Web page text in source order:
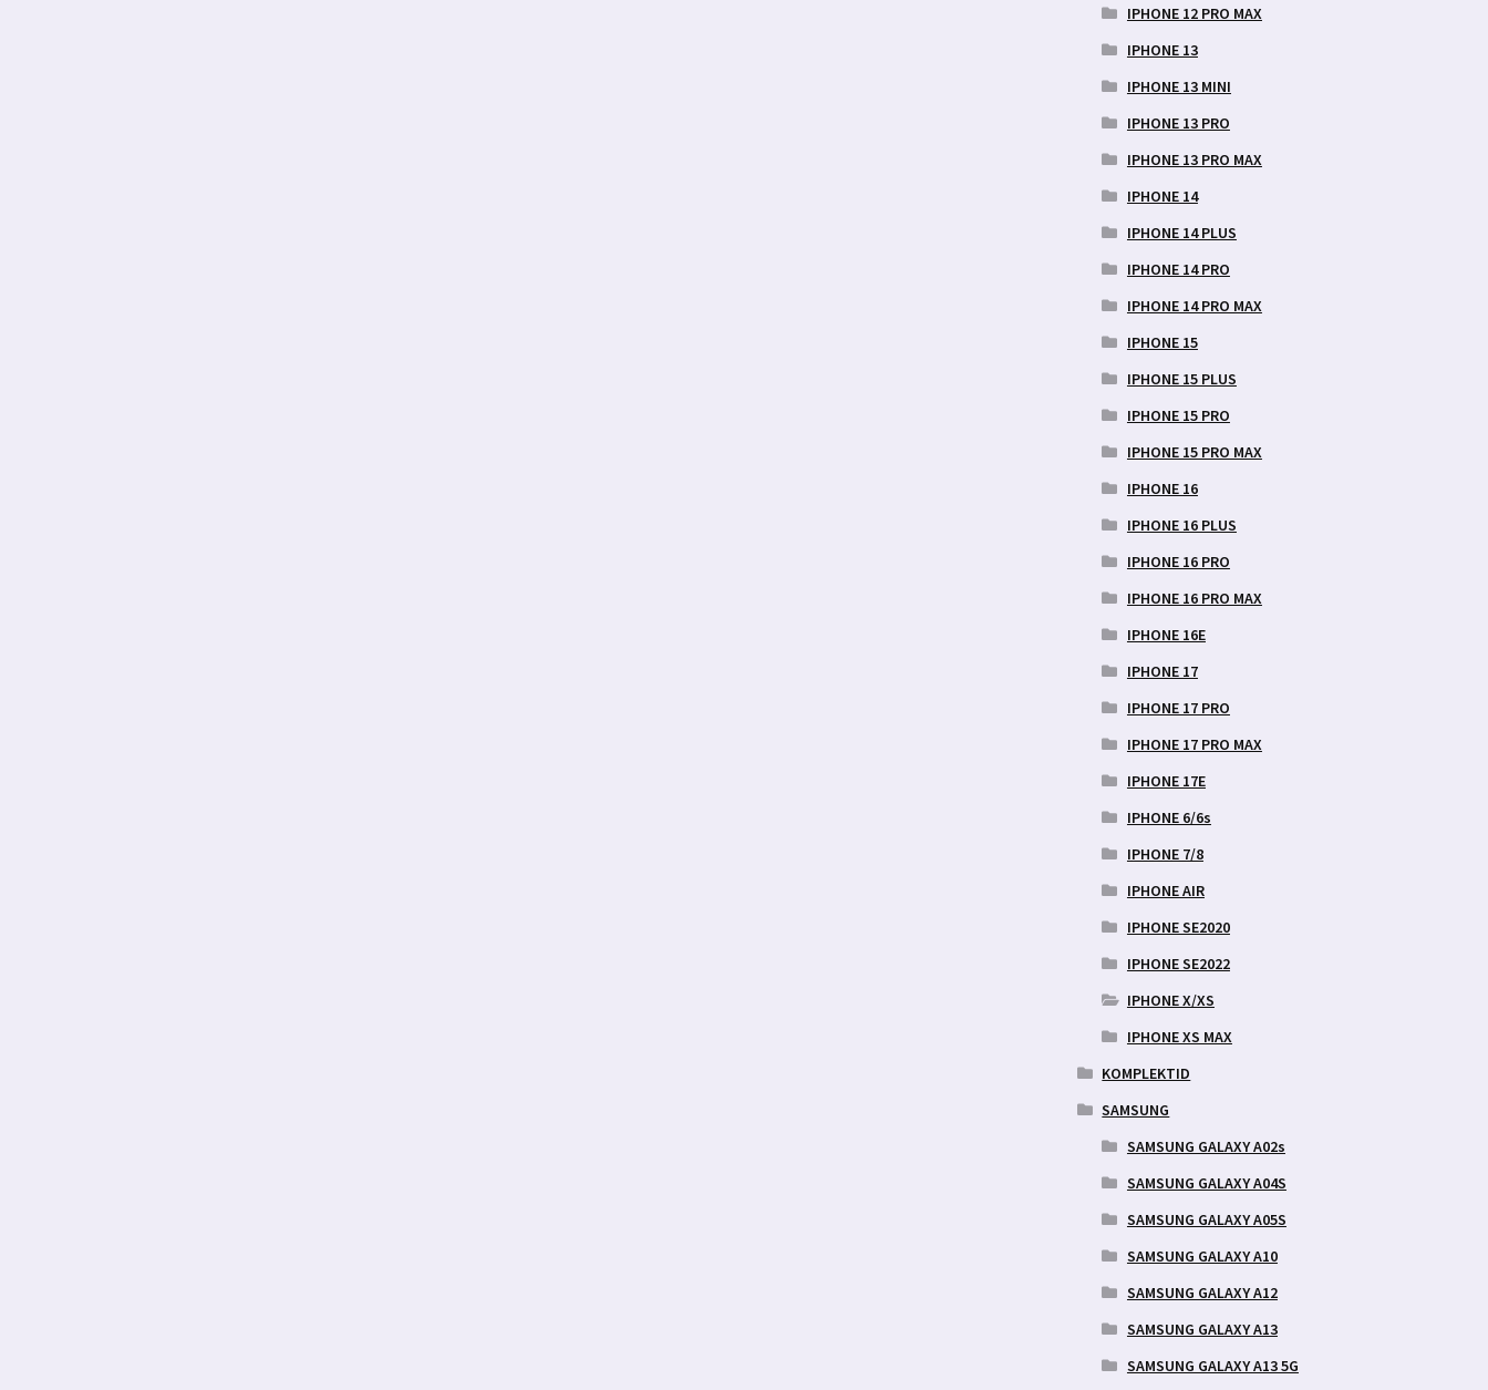
IPHONE 12 PRO MAX
IPHONE 13
IPHONE 13 MINI
IPHONE 13 PRO
IPHONE 13 PRO MAX
IPHONE 14
IPHONE 14 PLUS
IPHONE 14 PRO
IPHONE 14 PRO MAX
IPHONE 15
IPHONE 15 PLUS
IPHONE 15 PRO
IPHONE 15 PRO MAX
IPHONE 16
IPHONE 16 PLUS
IPHONE 16 PRO
IPHONE 16 PRO MAX
IPHONE 16E
IPHONE 17
IPHONE 17 PRO
IPHONE 17 PRO MAX
IPHONE 17E
IPHONE 6/6s
IPHONE 7/8
IPHONE AIR
IPHONE SE2020
IPHONE SE2022
IPHONE X/XS
IPHONE XS MAX
KOMPLEKTID
SAMSUNG
SAMSUNG GALAXY A02s
SAMSUNG GALAXY A04S
SAMSUNG GALAXY A05S
SAMSUNG GALAXY A10
SAMSUNG GALAXY A12
SAMSUNG GALAXY A13
SAMSUNG GALAXY A13 5G